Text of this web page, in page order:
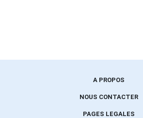
A PROPOS
NOUS CONTACTER
PAGES LEGALES